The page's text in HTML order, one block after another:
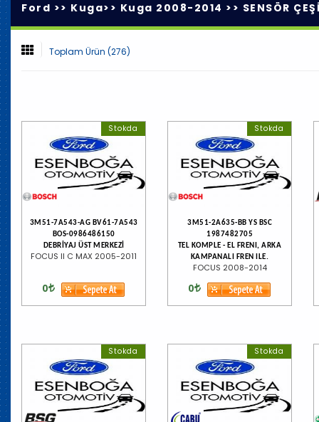
Ford >> Kuga>> Kuga 2008-2014 >> SENSÖR
Toplam Ürün (276)
Stokda
3M51-7A543-AG BV61-7A543
BOS-0986486150
DEBRİYAJ ÜST MERKEZİ
FOCUS II C MAX 2005-2011
0
Stokda
3M51-2A635-BB YS BSC
1987482705
TEL KOMPLE - EL FRENI, ARKA
KAMPANALI FREN ILE.
FOCUS 2008-2014
0
Stokda Stokda